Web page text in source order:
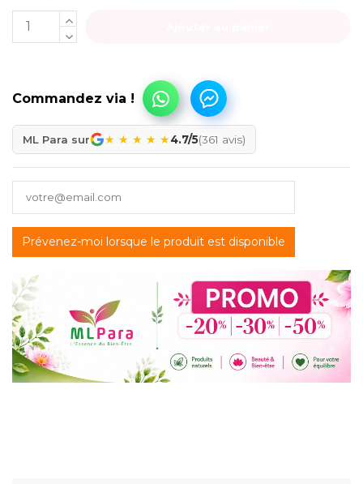
ML Para sur ★ ★ ★ ★ ★4.7/5(361 avis)